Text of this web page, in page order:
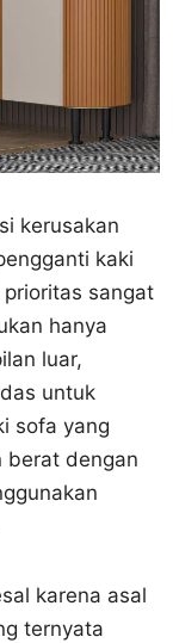
kerusakan
kaki
sangat
hanya
luar,
untuk
sofa yang
berat dengan
karena asal
ternyata